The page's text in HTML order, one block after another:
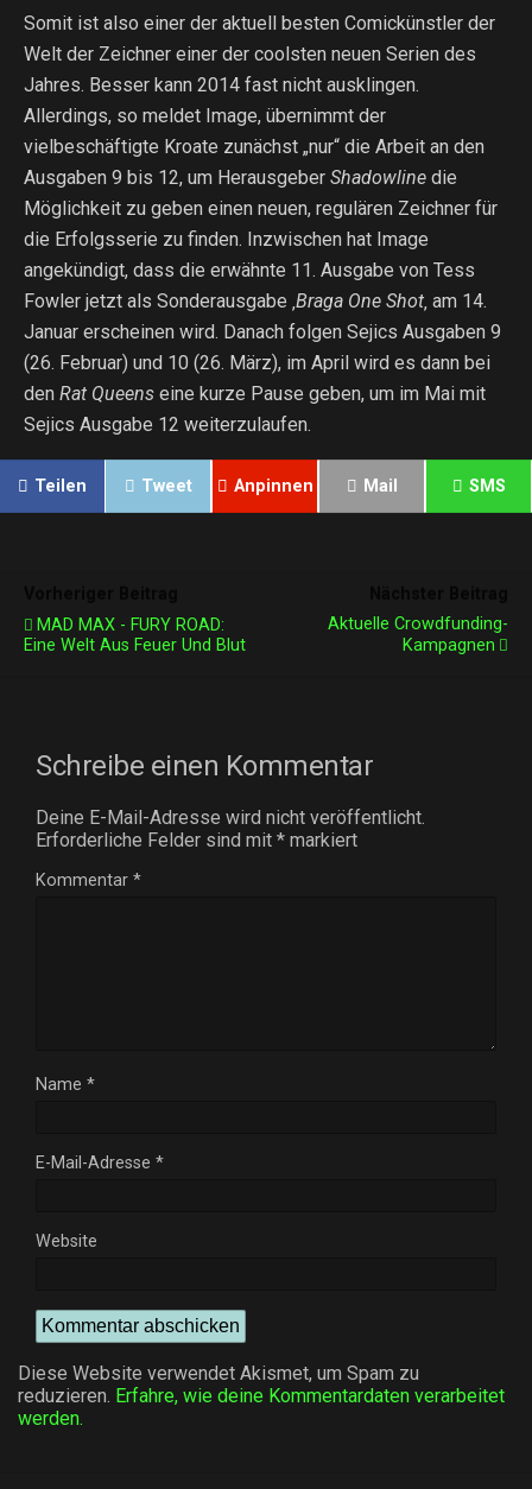
Somit ist also einer der aktuell besten Comickünstler der
Welt der Zeichner einer der coolsten neuen Serien des
Jahres. Besser kann 2014 fast nicht ausklingen.
Allerdings, so meldet Image, übernimmt der
vielbeschäftigte Kroate zunächst „nur“ die Arbeit an den
Ausgaben 9 bis 12, um Herausgeber Shadowline die
Möglichkeit zu geben einen neuen, regulären Zeichner für
die Erfolgsserie zu finden. Inzwischen hat Image
angekündigt, dass die erwähnte 11. Ausgabe von Tess
Fowler jetzt als Sonderausgabe ‚Braga One Shot‚ am 14.
Januar erscheinen wird. Danach folgen Sejics Ausgaben 9
(26. Februar) und 10 (26. März), im April wird es dann bei
den Rat Queens eine kurze Pause geben, um im Mai mit
Sejics Ausgabe 12 weiterzulaufen.
Teilen Tweet Anpinnen Mail SMS
MAD MAX - FURY ROAD:
Eine Welt Aus Feuer Und Blut
Aktuelle Crowdfunding-
Kampagnen
Schreibe einen Kommentar
Deine E-Mail-Adresse wird nicht veröffentlicht.
Erforderliche Felder sind mit * markiert
Kommentar *
Name *
E-Mail-Adresse *
Website
Diese Website verwendet Akismet, um Spam zu
reduzieren. Erfahre, wie deine Kommentardaten verarbeitet
werden.